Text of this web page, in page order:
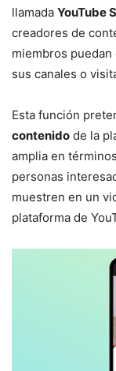
llamada YouTube
creadores de
miembros
sus canales o
Esta función
contenido de la
amplia en
personas
muestren en un
plataforma de